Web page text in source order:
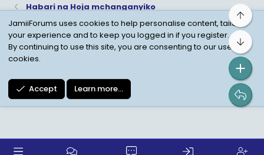
Habari na Hoja mchanganyiko
Child Protection Policy
Personal Data Protection
JamiiForums uses cookies to help personalise content, tailor
your experience and to keep you logged in if you register.
By continuing to use this site, you are consenting to our use of
cookies.
Accept Learn more…
Top